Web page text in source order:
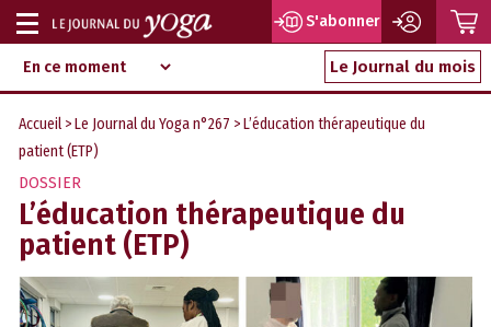
Aller
au
contenu
d‘information
indépendant
Afficher
ou
masquer
la
navigation
S'abonner
Le Journal du mois
Accueil >Le Journal du Yoga n°267 > L’éducation thérapeutique du
patient (ETP)
DOSSIER
L’éducation thérapeutique du
patient (ETP)